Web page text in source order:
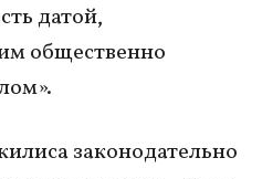
датой,
общественно
законодательно